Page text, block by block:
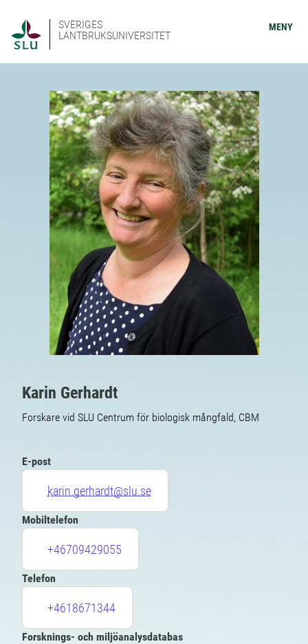
SVERIGES
LANTBRUKSUNIVERSITET
MENY
Karin Gerhardt
Forskare vid SLU Centrum för biologisk mångfald, CBM
E-post
karin.gerhardt@slu.se
Mobiltelefon
+46709429055
Telefon
+4618671344
Forsknings- och miljöanalysdatabas